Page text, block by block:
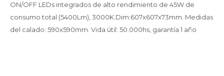
ON/OFF LEDs integrados de alto rendimiento de 45W de
consumo total (5400Lm), 3000K.Dim:607x607x73mm. Medidas
del calado: 590x590mm. Vida útil: 50.000hs, garantía 1 año